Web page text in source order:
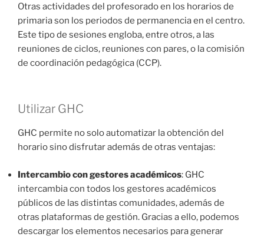
Otras actividades del profesorado en los horarios de
primaria son los periodos de permanencia en el centro.
Este tipo de sesiones engloba, entre otros, a las
reuniones de ciclos, reuniones con pares, o la comisión
de coordinación pedagógica (CCP).
Utilizar GHC
GHC permite no solo automatizar la obtención del
horario sino disfrutar además de otras ventajas:
Intercambio con gestores académicos: GHC
intercambia con todos los gestores académicos
públicos de las distintas comunidades, además de
otras plataformas de gestión. Gracias a ello, podemos
descargar los elementos necesarios para generar